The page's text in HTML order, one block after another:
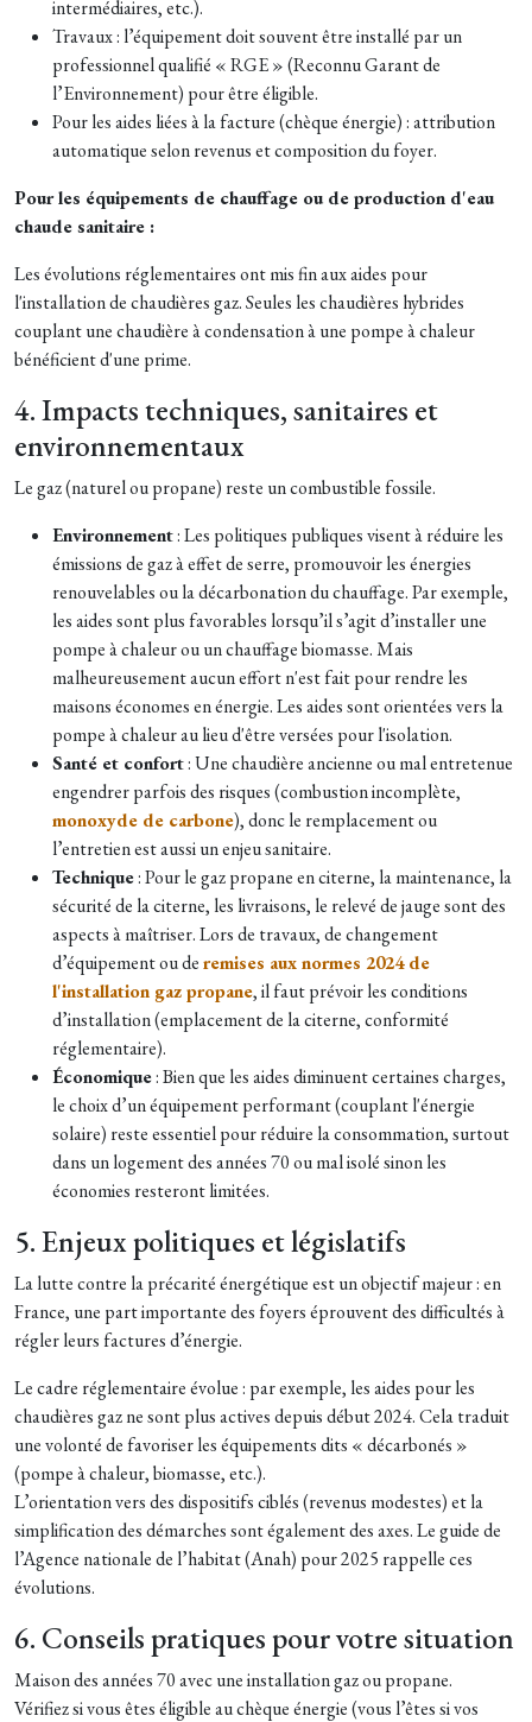
intermédiaires, etc.).
Travaux : l’équipement doit souvent être installé par un
professionnel qualifié « RGE » (Reconnu Garant de
l’Environnement) pour être éligible.
Pour les aides liées à la facture (chèque énergie) : attribution
automatique selon revenus et composition du foyer.
Pour les équipements de chauffage ou de production d'eau
chaude sanitaire :
Les évolutions réglementaires ont mis fin aux aides pour
l'installation de chaudières gaz. Seules les chaudières hybrides
couplant une chaudière à condensation à une pompe à chaleur
bénéficient d'une prime.
4. Impacts techniques, sanitaires et
environnementaux
Le gaz (naturel ou propane) reste un combustible fossile.
Environnement:Les politiques publiques visent à réduire les
émissions de gaz à effet de serre, promouvoir les énergies
renouvelables ou la décarbonation du chauffage. Par exemple,
les aides sont plus favorables lorsqu’il s’agit d’installer une
pompe à chaleur ou un chauffage biomasse. Mais
malheureusement aucun effort n'est fait pour rendre les
maisons économes en énergie. Les aides sont orientées vers la
pompe à chaleur au lieu d'être versées pour l'isolation.
Santé et confort: Une chaudière ancienne ou mal entretenue
engendrer parfois des risques (combustion incomplète,
monoxyde de carbone), donc le remplacement ou
l’entretien est aussi un enjeu sanitaire.
Technique: Pour le gaz propane en citerne, la maintenance, la
sécurité de la citerne, les livraisons, le relevé de jauge sont des
aspects à maîtriser. Lors de travaux, de changement
d’équipement ou deremises aux normes 2024 de
l'installation gaz propane, il faut prévoir les conditions
d’installation (emplacement de la citerne, conformité
réglementaire).
Économique: Bien que les aides diminuent certaines charges,
le choix d’un équipement performant (couplant l'énergie
solaire) reste essentiel pour réduire la consommation, surtout
dans un logement des années 70 ou mal isolé sinon les
économies resteront limitées.
5. Enjeux politiques et législatifs
La lutte contre la précarité énergétique est un objectif majeur : en
France, une part importante des foyers éprouvent des difficultés à
régler leurs factures d’énergie.
Le cadre réglementaire évolue : par exemple, les aides pour les
chaudières gaz ne sont plus actives depuis début 2024. Cela traduit
une volonté de favoriser les équipements dits « décarbonés »
(pompe à chaleur, biomasse, etc.).
L’orientation vers des dispositifs ciblés (revenus modestes) et la
simplification des démarches sont également des axes. Le guide de
l’Agence nationale de l’habitat (Anah) pour 2025 rappelle ces
évolutions.
6. Conseils pratiques pour votre situation
Maison des années 70 avec une installation gaz ou propane.
Vérifiez si vous êtes éligible au chèque énergie (vous l’êtes si vos